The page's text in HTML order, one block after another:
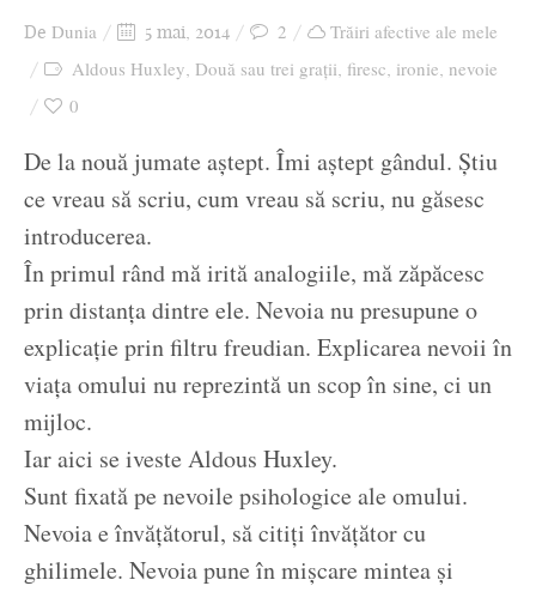
De Dunia 5 mai, 2014 2
Trăiri afective ale mele
Aldous Huxley, Două sau trei grații, firesc, ironie, nevoie
0
De la nouă jumate aștept. Îmi aștept gândul. Știu
ce vreau să scriu, cum vreau să scriu, nu găsesc
introducerea.
În primul rând mă irită analogiile, mă zăpăcesc
prin distanța dintre ele. Nevoia nu presupune o
explicație prin filtru freudian. Explicarea nevoii în
viața omului nu reprezintă un scop în sine, ci un
mijloc.
Iar aici se iveste Aldous Huxley.
Sunt fixată pe nevoile psihologice ale omului.
Nevoia e învățătorul, să citiți învățător cu
ghilimele. Nevoia pune în mișcare mintea și